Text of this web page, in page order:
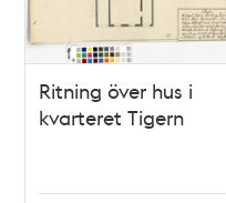
Ritning över hus i
kvarteret Tigern